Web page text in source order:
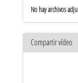
No hay archivos
Compartir vídeo